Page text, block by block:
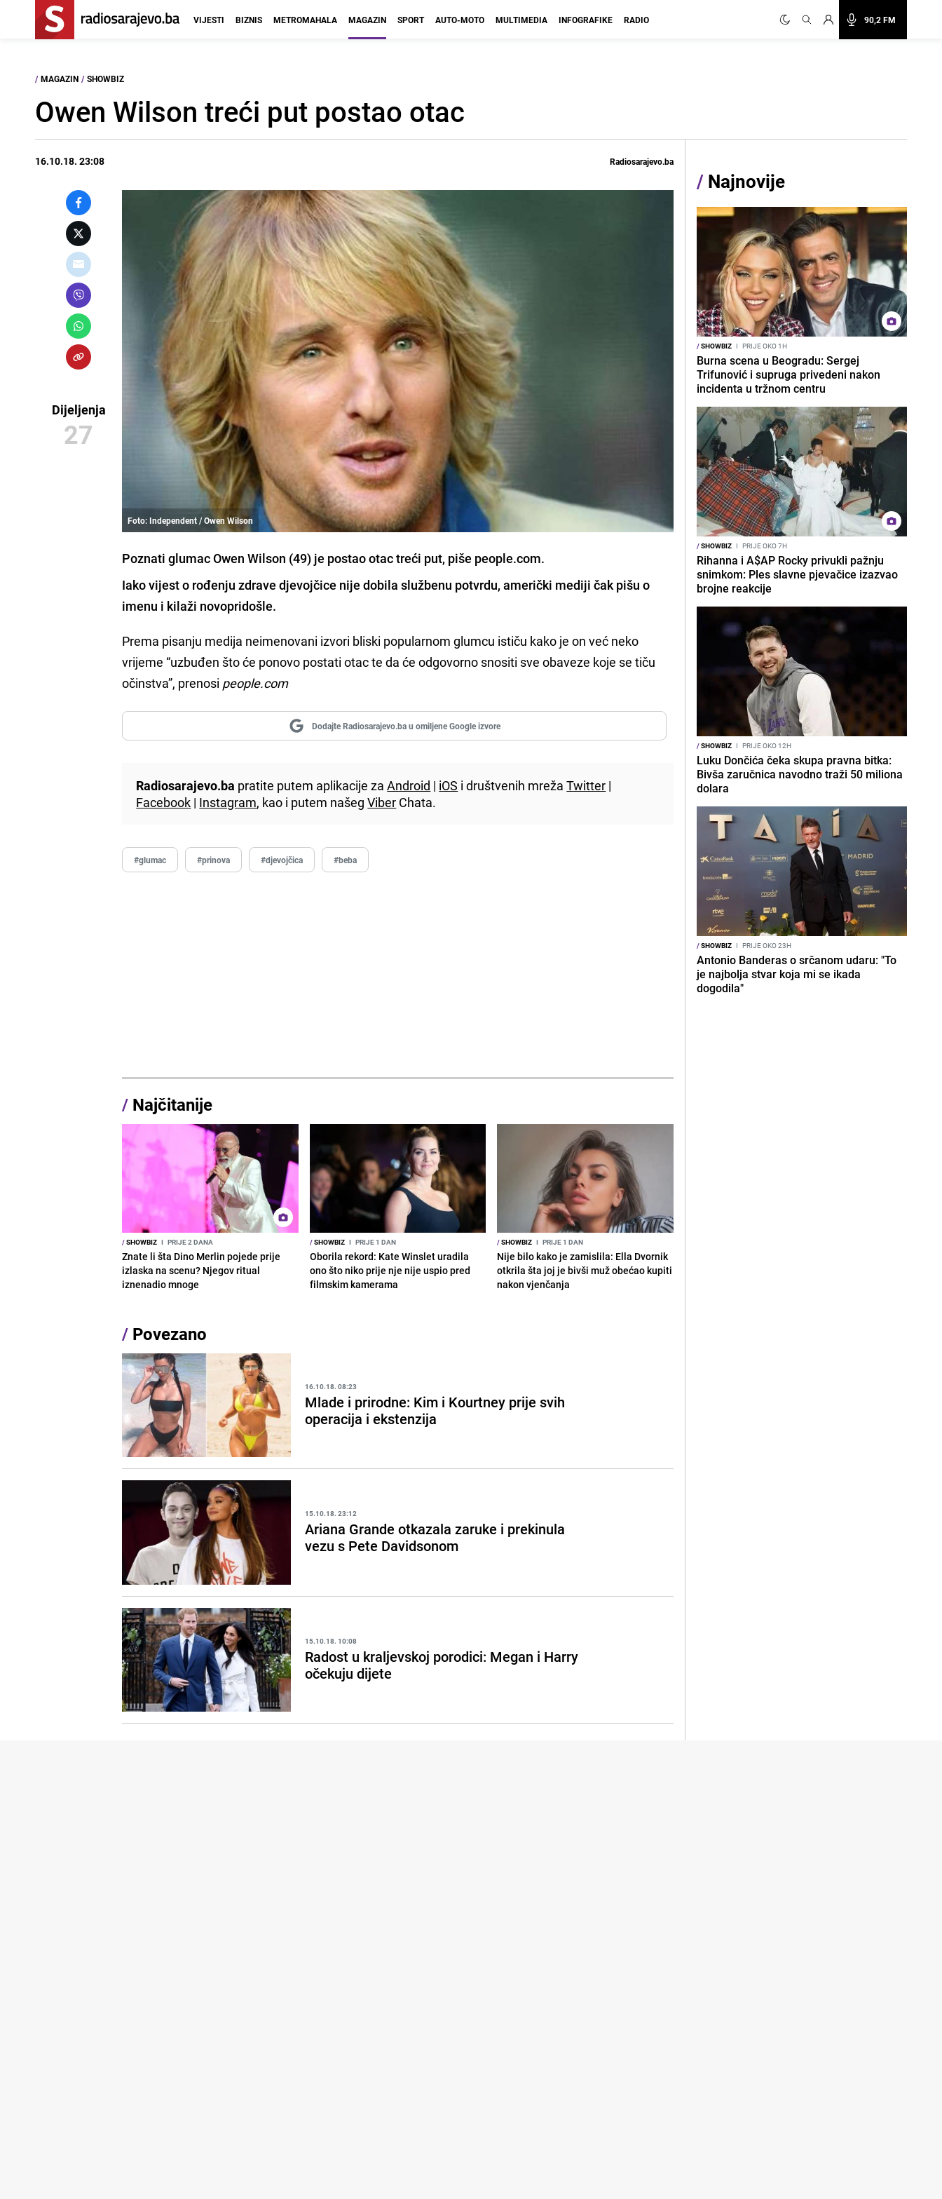
90,2 FM
VIJESTI BIZNIS METROMAHALA MAGAZIN SPORT AUTO-MOTO MULTIMEDIA INFOGRAFIKE RADIO
/ MAGAZIN / SHOWBIZ
Owen Wilson treći put postao otac
16.10.18. 23:08 Radiosarajevo.ba
Dijeljenja
27
Foto: Independent / Owen Wilson
Poznati glumac Owen Wilson (49) je postao otac treći put, piše people.com.
Iako vijest o rođenju zdrave djevojčice nije dobila službenu potvrdu, američki mediji čak pišu o
imenu i kilaži novopridošle.
Prema pisanju medija neimenovani izvori bliski popularnom glumcu ističu kako je on već neko
vrijeme “uzbuđen što će ponovo postati otac te da će odgovorno snositi sve obaveze koje se tiču
očinstva”, prenosi people.com
Dodajte Radiosarajevo.ba u omiljene Google izvore
Radiosarajevo.ba pratite putem aplikacije zaAndroid | iOS i društvenih mrežaTwitter |
Facebook | Instagram, kao i putem našegViber Chata.
#glumac #prinova #djevojčica #beba
/ Najčitanije
/SHOWBIZ I PRIJE 2 DANA
Znate li šta Dino Merlin pojede prije
izlaska na scenu? Njegov ritual
iznenadio mnoge
/SHOWBIZ I PRIJE 1 DAN
Oborila rekord: Kate Winslet uradila
ono što niko prije nje nije uspio pred
filmskim kamerama
/SHOWBIZ I PRIJE 1 DAN
Nije bilo kako je zamislila: Ella Dvornik
otkrila šta joj je bivši muž obećao kupiti
nakon vjenčanja
/ Povezano
16.10.18. 08:23
Mlade i prirodne: Kim i Kourtney prije svih
operacija i ekstenzija
15.10.18. 23:12
Ariana Grande otkazala zaruke i prekinula
vezu s Pete Davidsonom
15.10.18. 10:08
Radost u kraljevskoj porodici: Megan i Harry
očekuju dijete
/ Najnovije
/SHOWBIZ I PRIJE OKO 1H
Burna scena u Beogradu: Sergej
Trifunović i supruga privedeni nakon
incidenta u tržnom centru
/SHOWBIZ I PRIJE OKO 7H
Rihanna i A$AP Rocky privukli pažnju
snimkom: Ples slavne pjevačice izazvao
brojne reakcije
/SHOWBIZ I PRIJE OKO 12H
Luku Dončića čeka skupa pravna bitka:
Bivša zaručnica navodno traži 50 miliona
dolara
/SHOWBIZ I PRIJE OKO 23H
Antonio Banderas o srčanom udaru: "To
je najbolja stvar koja mi se ikada
dogodila"